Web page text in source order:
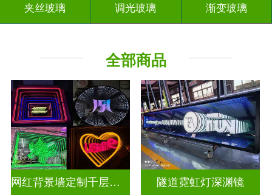
夹丝玻璃 调光玻璃 渐变玻璃
其它玻璃
全部商品
网红背景墙定制千层镜深渊镜 隧道霓虹灯深渊镜